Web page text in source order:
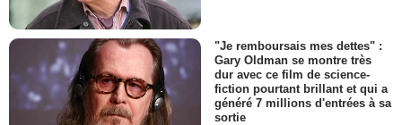
"Je remboursais mes dettes" :
Gary Oldman se montre très
dur avec ce film de science-
fiction pourtant brillant et qui a
généré 7 millions d'entrées à sa
sortie